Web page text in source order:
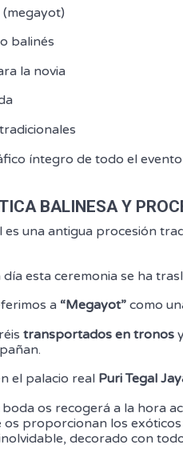
balinés
la novia
íntegro de todo el evento
BALINESA Y
es una antigua procesión
esta ceremonia se ha
a “Megayot” como
transportados en tronos
el palacio real Puri Tegal
os recogerá a la hora
proporcionan los
decorado con